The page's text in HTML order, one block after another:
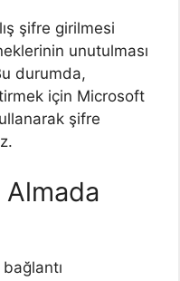
şifre girilmesi
unutulması
durumda,
için Microsoft
şifre